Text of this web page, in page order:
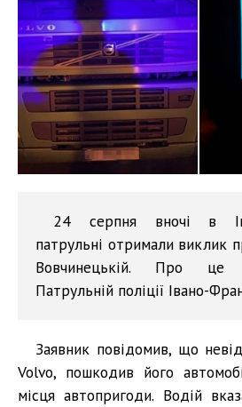
24 серпня вночі в
патрульні отримали виклик
Вовчинецькій. Про це
Патрульній поліції Івано-
Заявник повідомив, що
Volvo, пошкодив його
місця автопригоди. Водій